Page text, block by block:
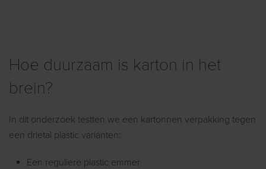
Hoe duurzaam is karton in het
brein?
In dit onderzoek testten we een kartonnen verpakking tegen
een drietal plastic varianten:
Een reguliere plastic emmer